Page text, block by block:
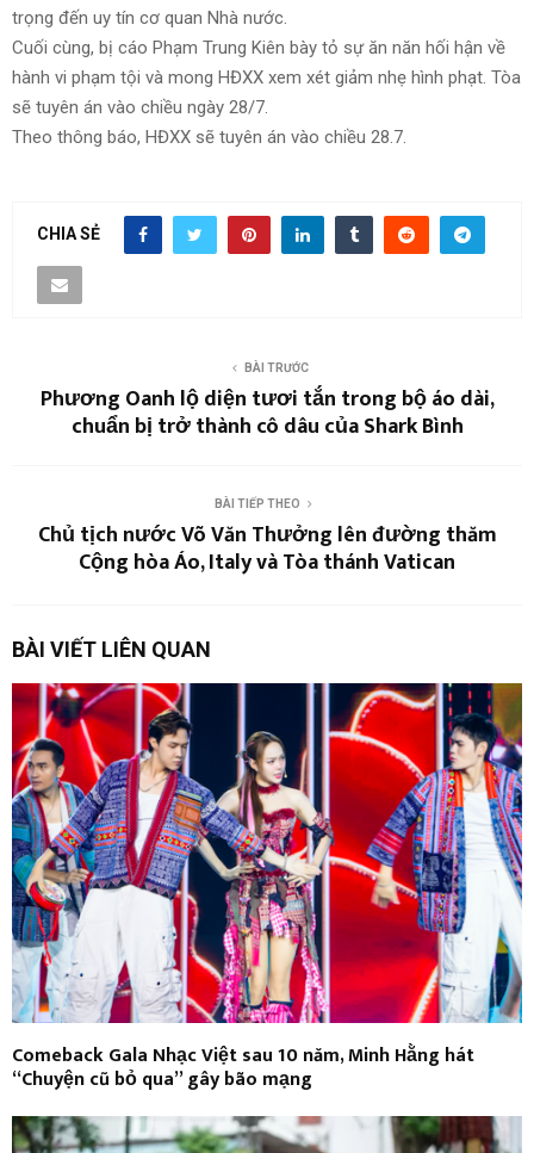
trọng đến uy tín cơ quan Nhà nước.
Cuối cùng, bị cáo Phạm Trung Kiên bày tỏ sự ăn năn hối hận về
hành vi phạm tội và mong HĐXX xem xét giảm nhẹ hình phạt. Tòa
sẽ tuyên án vào chiều ngày 28/7.
Theo thông báo, HĐXX sẽ tuyên án vào chiều 28.7.
CHIA SẺ
BÀI TRƯỚC
Phương Oanh lộ diện tươi tắn trong bộ áo dài,
chuẩn bị trở thành cô dâu của Shark Bình
BÀI TIẾP THEO
Chủ tịch nước Võ Văn Thưởng lên đường thăm
Cộng hòa Áo, Italy và Tòa thánh Vatican
BÀI VIẾT LIÊN QUAN
Comeback Gala Nhạc Việt sau 10 năm, Minh Hằng hát
“Chuyện cũ bỏ qua” gây bão mạng